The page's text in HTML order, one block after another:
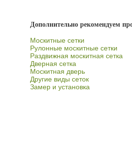
Дополнительно рекомендуем
Москитные сетки
Рулонные москитные сетки
Раздвижная москитная сетка
Дверная сетка
Москитная дверь
Другие виды сеток
Замер и установка